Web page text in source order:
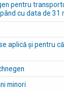
pentru
cu data de 31
aplică și pentru
minori